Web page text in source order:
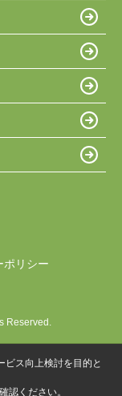
ポリシー
Reserved.
ビス向上検討を目的と
認ください。